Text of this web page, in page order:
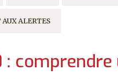
ALERTES
: